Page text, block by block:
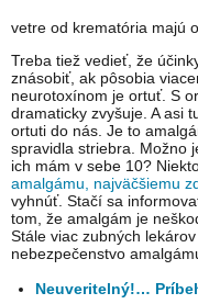
vetre od krematória majú
Treba tiež vedieť, že
znásobiť, ak pôsobia
neurotoxínom je ortuť. S
dramaticky zvyšuje. A asi
ortuti do nás. Je to
spravidla striebra. Možno
ich mám v sebe 10?
amalgámu, najväčšiemu
vyhnúť. Stačí sa
tom, že amalgám je
Stále viac zubných
nebezpečenstvo
Neuveritelný!…